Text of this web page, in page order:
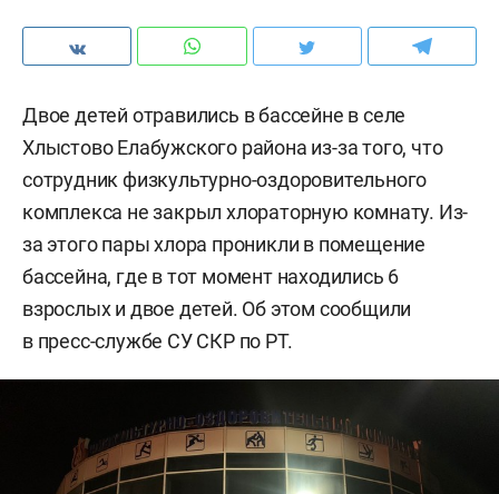
Двое детей отравились в бассейне в селе
Хлыстово Елабужского района из-за того, что
сотрудник физкультурно-оздоровительного
комплекса не закрыл хлораторную комнату. Из-
за этого пары хлора проникли в помещение
бассейна, где в тот момент находились 6
взрослых и двое детей. Об этом сообщили
в пресс-службе СУ СКР по РТ.